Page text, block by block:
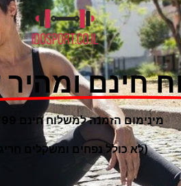
חינם
מינימום הזמנה למשלוח חינם 199 ש״ח.
(לא כולל נפחים ומשקלים